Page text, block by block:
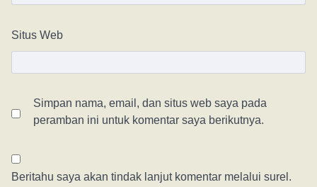
Situs Web
Simpan nama, email, dan situs web saya pada
peramban ini untuk komentar saya berikutnya.
Beritahu saya akan tindak lanjut komentar melalui surel.